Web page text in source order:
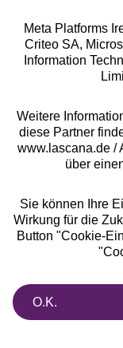
Alle Preise inkl. MwSt.,
** Bonität vorausgesetzt,
Meta Platforms
Criteo SA,
Information
Weitere
diese Partner
www.lascana.de /
über
Sie können Ihre
Wirkung für die
Button "Cookie-
O.K.